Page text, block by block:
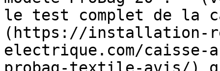
le test complet de la
(https://installation-
electrique.com/caisse-